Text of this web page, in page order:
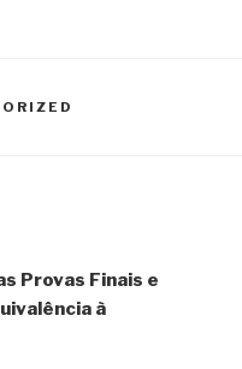
Provas Finais e
à